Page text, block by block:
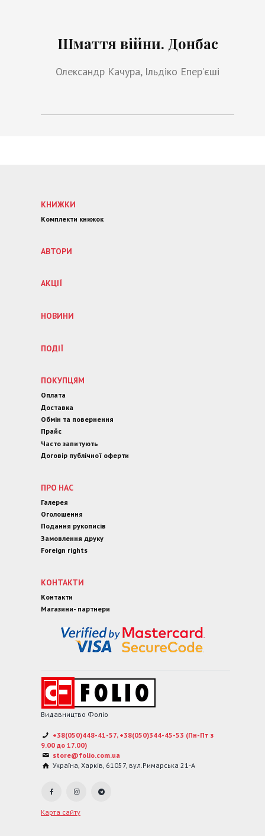
Шмаття війни. Донбас
Олександр Качура, Ільдіко Епер’єші
КНИЖКИ
Комплекти книжок
АВТОРИ
АКЦІЇ
НОВИНИ
ПОДІЇ
ПОКУПЦЯМ
Оплата
Доставка
Обмін та повернення
Прайс
Часто запитують
Договір публічної оферти
ПРО НАС
Галерея
Оголошення
Подання рукописів
Замовлення друку
Foreign rights
КОНТАКТИ
Контакти
Магазини- партнери
Видавництво Фоліо
+38(050)448-41-57, +38(050)344-45-53 (Пн-Пт з
9.00 до 17.00)
store@folio.com.ua
Україна Харків 61057, вул.Римарська 21-А
Карта сайту